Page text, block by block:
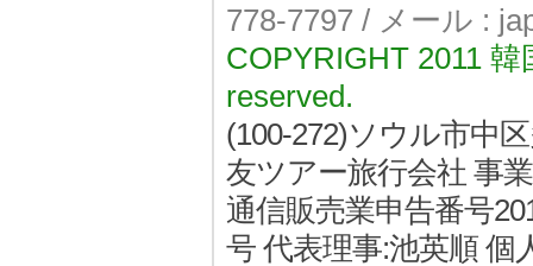
778-7797 / メール :
COPYRIGHT 2011
reserved.
(100-272)ソウル市中
友ツアー旅行会社 事
通信販売業申告番号
号 代表理事:池英順 個